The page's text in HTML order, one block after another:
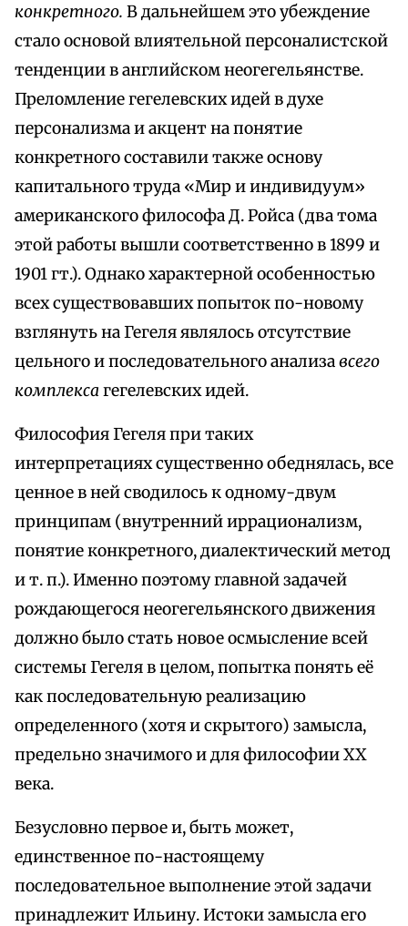
конкретного. В дальнейшем это убеждение
стало основой влиятельной персоналистской
тенденции в английском неогегельянстве.
Преломление гегелевских идей в духе
персонализма и акцент на понятие
конкретного составили также основу
капитального труда «Мир и индивидуум»
американского философа Д. Ройса (два тома
этой работы вышли соответственно в 1899 и
1901 гт.). Однако характерной особенностью
всех существовавших попыток по-новому
взглянуть на Гегеля являлось отсутствие
цельного и последовательного анализавсего
комплексагегелевских идей.
Философия Гегеля при таких
интерпретациях существенно обеднялась, все
ценное в ней сводилось к одному-двум
принципам (внутренний иррационализм,
понятие конкретного, диалектический метод
и т. п.). Именно поэтому главной задачей
рождающегося неогегельянского движения
должно было стать новое осмысление всей
системы Гегеля в целом, попытка понять её
как последовательную реализацию
определенного (хотя и скрытого) замысла,
предельно значимого и для философии XX
века.
Безусловно первое и, быть может,
единственное по-настоящему
последовательное выполнение этой задачи
принадлежит Ильину. Истоки замысла его